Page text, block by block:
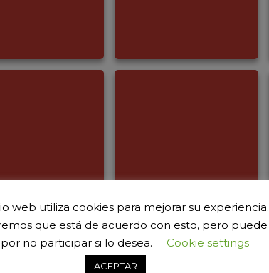
web utiliza cookies para mejorar su experiencia.
que está de acuerdo con esto, pero puede
no participar si lo desea.
Cookie settings
ACEPTAR